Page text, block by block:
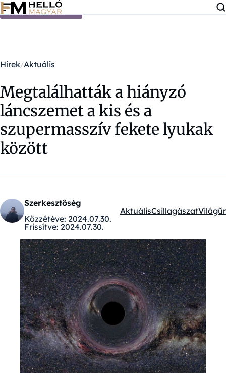
Ugrás a tartalomra
Hírek Aktuális
Megtalálhatták a hiányzó
láncszemet a kis és a
szupermasszív fekete lyukak
között
Szerkesztőség
Közzétéve: 2024.07.30.
Frissítve: 2024.07.30.
Kategóriák:
AktuálisCsillagászatVilágűr